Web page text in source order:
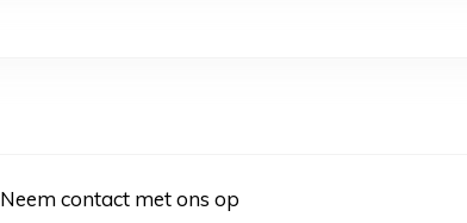
Neem contact met ons op